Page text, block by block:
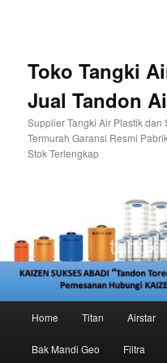
Toko Tangki
Jual Tandon
Supplier Tangki Air Plastik dan
Termurah Garansi Resmi
Stok Terlengkap
Home Titan Airstar
Bak Mandi Geo Filtra